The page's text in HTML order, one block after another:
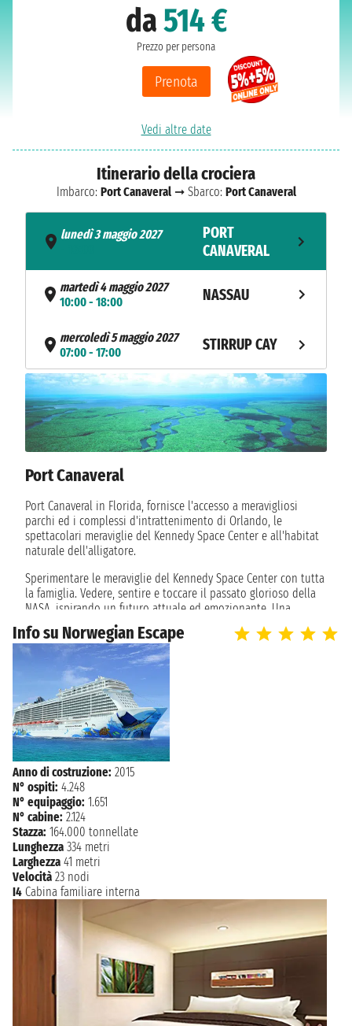
da514 €
Prezzo per persona
Prenota
Vedi altre date
Itinerario della crociera
Imbarco: Port Canaveral➞ Sbarco: Port Canaveral
lunedì 3 maggio 2027
PORT
CANAVERAL
martedì 4 maggio 2027
10:00 - 18:00
NASSAU
mercoledì 5 maggio 2027
07:00 - 17:00
STIRRUP CAY
giovedì 6 maggio 2027 NAVIGAZIONE
venerdì 7 maggio 2027
07:00
PORT
CANAVERAL
Port Canaveral
Port Canaveral in Florida, fornisce l'accesso a meravigliosi
parchi ed i complessi d'intrattenimento di Orlando, le
spettacolari meraviglie del Kennedy Space Center e all'habitat
naturale dell'alligatore.
Sperimentare le meraviglie del Kennedy Space Center con tutta
la famiglia. Vedere, sentire e toccare il passato glorioso della
NASA, ispirando un futuro attuale ed emozionante. Una
passeggiata attraverso i razzi Rocket Garden, casa di Apollo e
Gemini, riproduzioni a grandezza naturale dello space shuttle
Explorer e veicoli spaziali che hanno orbitato intorno alla
terra. Intraprendere un tour nelle Everglades della Florida
centrale. Durante il viaggio potrai scivolare sopra un mare
d'erba nell'incontaminato eco-sistema della palude di
cipresso, dove abbondano gli alligatori ed altri animali
selvatici.
Info su Norwegian Escape
Anno di costruzione: 2015
N° ospiti: 4.248
N° equipaggio: 1.651
N° cabine: 2.124
Stazza: 164.000 tonnellate
Lunghezza 334 metri
Larghezza 41 metri
Velocità 23 nodi
I4 Cabina familiare interna